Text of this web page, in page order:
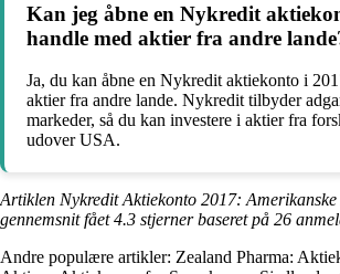
Kan jeg åbne en Nykredit
handle med aktier fra andre
Ja, du kan åbne en Nykredit aktiekonto i
aktier fra andre lande. Nykredit tilbyder
markeder, så du kan investere i aktier fra
udover USA.
Artiklen Nykredit Aktiekonto 2017:
gennemsnit fået4.3 stjerner baseret på 26
Andre populære artikler: Zealand Pharma: